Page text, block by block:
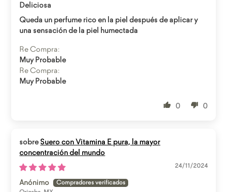
Deliciosa
Queda un perfume rico en la piel después de aplicar y
una sensación de la piel humectada
Re Compra:
Muy Probable
Re Compra:
Muy Probable
0 0
Suero con Vitamina E pura, la mayor
concentración del mundo
24/11/2024
Anónimo